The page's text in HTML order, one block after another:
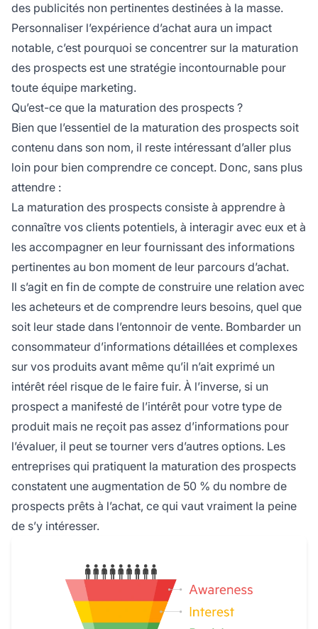
des publicités non pertinentes destinées à la masse.
Personnaliser l’expérience d’achat aura un impact
notable, c’est pourquoi se concentrer sur la maturation
des prospects est une stratégie incontournable pour
toute équipe marketing.
Qu’est-ce que la maturation des prospects ?
Bien que l’essentiel de la maturation des prospects soit
contenu dans son nom, il reste intéressant d’aller plus
loin pour bien comprendre ce concept. Donc, sans plus
attendre :
La maturation des prospects consiste à apprendre à
connaître vos clients potentiels, à interagir avec eux et à
les accompagner en leur fournissant des informations
pertinentes au bon moment de leur parcours d’achat.
Il s’agit en fin de compte de construire une relation avec
les acheteurs et de comprendre leurs besoins, quel que
soit leur stade dans l’entonnoir de vente. Bombarder un
consommateur d’informations détaillées et complexes
sur vos produits avant même qu’il n’ait exprimé un
intérêt réel risque de le faire fuir. À l’inverse, si un
prospect a manifesté de l’intérêt pour votre type de
produit mais ne reçoit pas assez d’informations pour
l’évaluer, il peut se tourner vers d’autres options. Les
entreprises qui pratiquent la maturation des prospects
constatent une augmentation de 50 % du nombre de
prospects prêts à l’achat, ce qui vaut vraiment la peine
de s’y intéresser.